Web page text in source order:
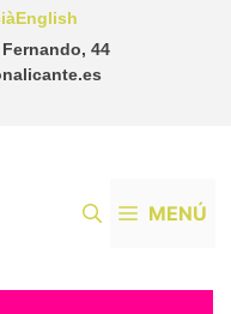
Fernando, 44
English
MENÚ